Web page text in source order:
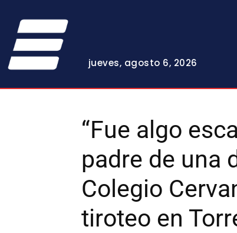
jueves, agosto 6, 2026
“Fue algo
padre de una
Colegio
tiroteo en